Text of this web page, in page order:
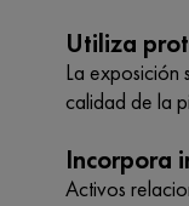
Utiliza
La exposición
calidad de la
Incorpora
Activos